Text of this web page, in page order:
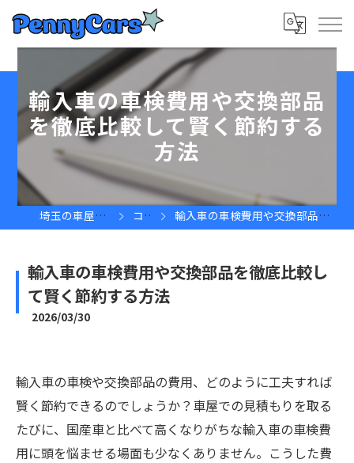
輸入車の車検費用や交換部品
を徹底比較して賢く節約する
方法
埼玉の車屋ならPennyCars コラム 輸入車の車検費用や交換部品を徹底比較して賢く節約する方法
輸入車の車検費用や交換部品を徹底比較し
て賢く節約する方法
2026/03/30
輸入車の車検や交換部品の費用、どのように工夫すれば
賢く節約できるのでしょうか？車屋での見積もりを取る
たびに、国産車と比べて高くなりがちな輸入車の車検費
用に頭を悩ませる場面も少なくありません。こうした費